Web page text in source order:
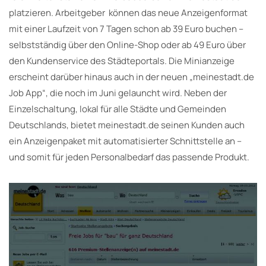
platzieren. Arbeitgeber können das neue Anzeigenformat
mit einer Laufzeit von 7 Tagen schon ab 39 Euro buchen –
selbstständig über den Online-Shop oder ab 49 Euro über
den Kundenservice des Städteportals. Die Minianzeige
erscheint darüber hinaus auch in der neuen „meinestadt.de
Job App“, die noch im Juni gelauncht wird. Neben der
Einzelschaltung, lokal für alle Städte und Gemeinden
Deutschlands, bietet meinestadt.de seinen Kunden auch
ein Anzeigenpaket mit automatisierter Schnittstelle an –
und somit für jeden Personalbedarf das passende Produkt.